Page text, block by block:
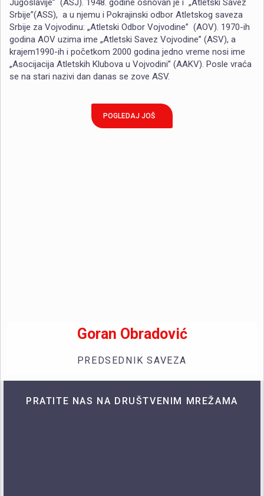
Jugoslavije” (ASJ). 1948. godine osnovan je i „Atletski Savez
Srbije”(ASS), a u njemu i Pokrajinski odbor Atletskog saveza
Srbije za Vojvodinu: „Atletski Odbor Vojvodine” (AOV). 1970-ih
godina AOV uzima ime „Atletski Savez Vojvodine” (ASV), a
krajem1990-ih i početkom 2000 godina jedno vreme nosi ime
„Asocijacija Atletskih Klubova u Vojvodini” (AAKV). Posle vraća
se na stari nazivi dan danas se zove ASV.
POGLEDAJ JOŠ
Goran Obradović
PREDSEDNIK SAVEZA
PRATITE NAS NA DRUŠTVENIM MREŽAMA